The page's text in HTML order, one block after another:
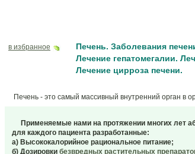
в избранное
Печень. Заболевания
Лечение гепатомегалии.
Лечение цирроза печени.
Печень - это самый массивный внутренний орган в
Применяемые нами на протяжении многих лет
для каждого пациента разработанные:
а) Высококалорийное рациональное питание;
б) Дозировки безвредных растительных